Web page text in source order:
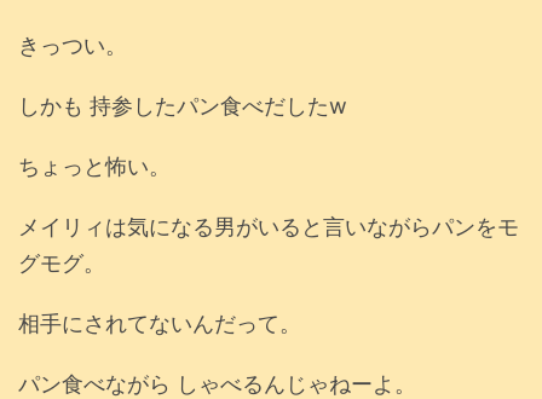
きっつい。
しかも 持参したパン食べだしたw
ちょっと怖い。
メイリィは気になる男がいると言いながらパンをモ
グモグ。
相手にされてないんだって。
パン食べながら しゃべるんじゃねーよ。